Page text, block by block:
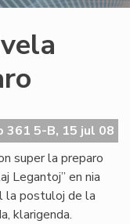
361 5-B, 15 jul 08
super la preparo
Legantoj” en nia
la postuloj de la
klarigenda.